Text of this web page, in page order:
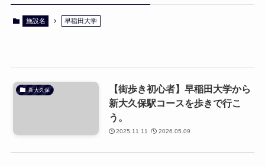
施設名 早稲田大学
新大久保
【街歩き初心者】早稲田大学から
新大久保駅コースを歩きで行こ
う。
2025.11.11 2026.05.09